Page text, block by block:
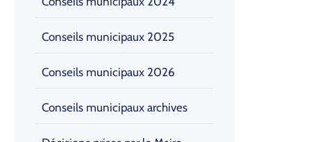
Conseils municipaux 2025
Conseils municipaux 2026
Conseils municipaux archives